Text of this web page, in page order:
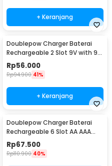
+ Keranjang
Doublepow Charger Baterai
Rechargeable 2 Slot 9V with 9V
1 PCS - DP-B09
Rp56.000
Rp94.900 41%
+ Keranjang
Doublepow Charger Baterai
Rechargeable 6 Slot AA AAA
with AA 6 PCS - DP-B06
Rp67.500
Rp110.900 40%